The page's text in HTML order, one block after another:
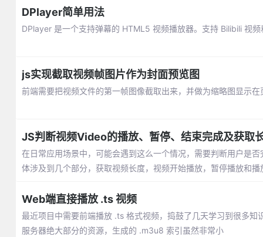
DPlayer简单用法
DPlayer 是一个支持弹幕的 HTML5 视频播放器。支持 Bilibili 视
js实现截取视频帧图片作为封面预览图
前端需要把视频文件的第一帧图像截取出来，并做为缩略图显示
JS判断视频Video的播放、暂停、结束完成及获取
在日常应用场景中，可能会遇到这么一个情况，需要判断用户是
体涉及到几个部分，获取视频长度，视频开始播放，暂停播放和播
Web端直接播放 .ts 视频
最近项目中需要前端播放 .ts 格式视频，捣鼓了几天学习到很多
服务器绝大部分的资源，生成的 .m3u8 索引虽然非常小